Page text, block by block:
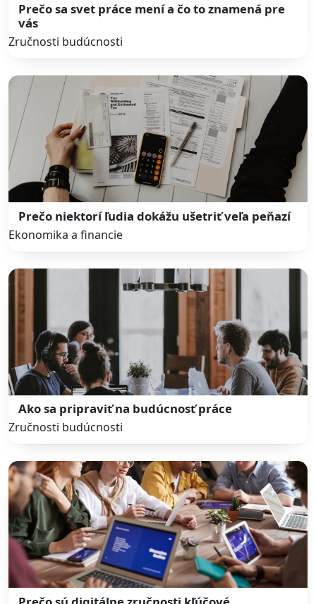
Prečo sa svet práce mení a čo to znamená pre
vás
Zručnosti budúcnosti
Prečo niektorí ľudia dokážu ušetriť veľa peňazí
Ekonomika a financie
Ako sa pripraviť na budúcnosť práce
Zručnosti budúcnosti